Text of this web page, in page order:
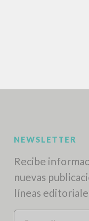
NEWSLETTER
Recibe
nuevas
líneas